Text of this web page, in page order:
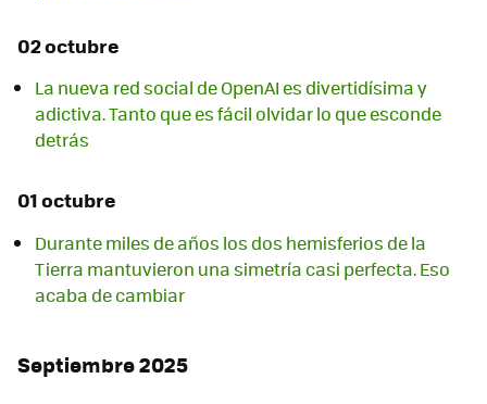
02 octubre
La nueva red social de OpenAI es divertidísima y
adictiva. Tanto que es fácil olvidar lo que esconde
detrás
01 octubre
Durante miles de años los dos hemisferios de la
Tierra mantuvieron una simetría casi perfecta. Eso
acaba de cambiar
Septiembre 2025